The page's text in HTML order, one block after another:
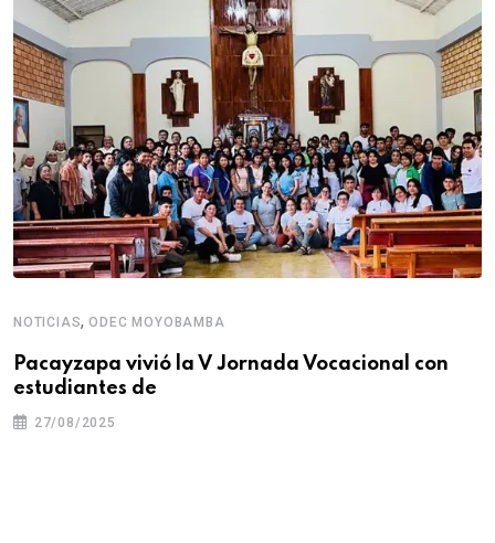
NOTICIAS,ODEC MOYOBAMBA
Pacayzapa vivió la V Jornada Vocacional con
estudiantes de
27/08/2025